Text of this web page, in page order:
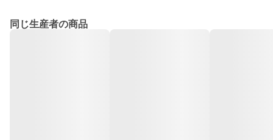
同じ生産者の商品